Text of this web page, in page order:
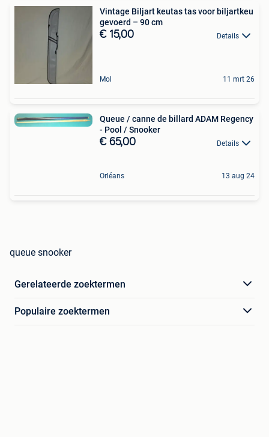
Vintage Biljart keutas tas voor biljartkeu
gevoerd – 90 cm
€ 15,00 Details
Mol 11 mrt 26
Queue / canne de billard ADAM Regency
- Pool / Snooker
€ 65,00 Details
Orléans 13 aug 24
queue snooker
Gerelateerde zoektermen
Populaire zoektermen